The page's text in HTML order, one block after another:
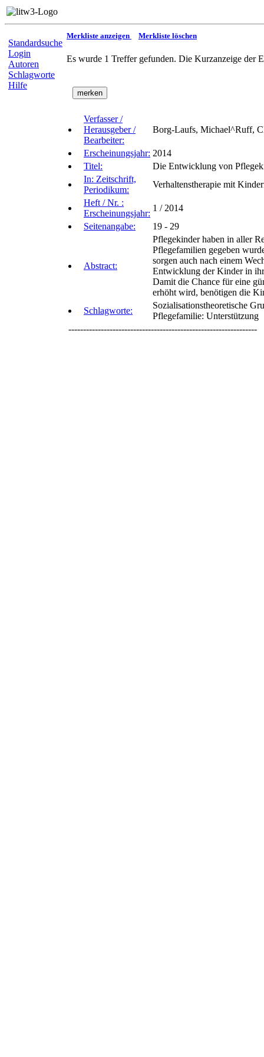
Standardsuche
Login
Autoren
Schlagworte
Hilfe
Merkliste anzeigen Merkliste löschen
Es wurde 1 Treffer gefunden. Die Kurzanzeige der
Verfasser /
Herausgeber /
Bearbeiter:
Borg-Laufs, Michael^Ruff,
Erscheinungsjahr: 2014
Titel:
Die Entwicklung von
In: Zeitschrift,
Periodikum:
Verhaltenstherapie mit
Heft / Nr. :
Erscheinungsjahr:
1 / 2014
Seitenangabe:
19 - 29
Abstract:
Pflegekinder haben in aller
Pflegefamilien gegeben
sorgen auch nach einem
Entwicklung der Kinder in
Damit die Chance für eine
erhöht wird, benötigen die
Schlagworte:
Sozialisationstheoretische
Pflegefamilie: Unterstützung
----------------------------------------------------------------